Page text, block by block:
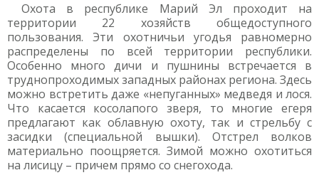
Охота в республике Марий Эл проходит на
территории 22 хозяйств общедоступного
пользования. Эти охотничьи угодья равномерно
распределены по всей территории республики.
Особенно много дичи и пушнины встречается в
труднопроходимых западных районах региона. Здесь
можно встретить даже «непуганных» медведя и лося.
Что касается косолапого зверя, то многие егеря
предлагают как облавную охоту, так и стрельбу с
засидки (специальной вышки). Отстрел волков
материально поощряется. Зимой можно охотиться
на лисицу – причем прямо со снегохода.